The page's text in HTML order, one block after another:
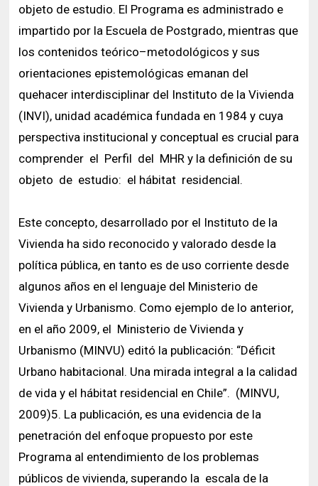
objeto de estudio. El Programa es administrado e
impartido por la Escuela de Postgrado, mientras que
los contenidos teórico–metodológicos y sus
orientaciones epistemológicas emanan del
quehacer interdisciplinar del Instituto de la Vivienda
(INVI), unidad académica fundada en 1984 y cuya
perspectiva institucional y conceptual es crucial para
comprender el Perfil del MHR y la definición de su
objeto de estudio: el hábitat residencial.
Este concepto, desarrollado por el Instituto de la
Vivienda ha sido reconocido y valorado desde la
política pública, en tanto es de uso corriente desde
algunos años en el lenguaje del Ministerio de
Vivienda y Urbanismo. Como ejemplo de lo anterior,
en el año 2009, el Ministerio de Vivienda y
Urbanismo (MINVU) editó la publicación: “Déficit
Urbano habitacional. Una mirada integral a la calidad
de vida y el hábitat residencial en Chile”. (MINVU,
2009)5. La publicación, es una evidencia de la
penetración del enfoque propuesto por este
Programa al entendimiento de los problemas
públicos de vivienda, superando la escala de la